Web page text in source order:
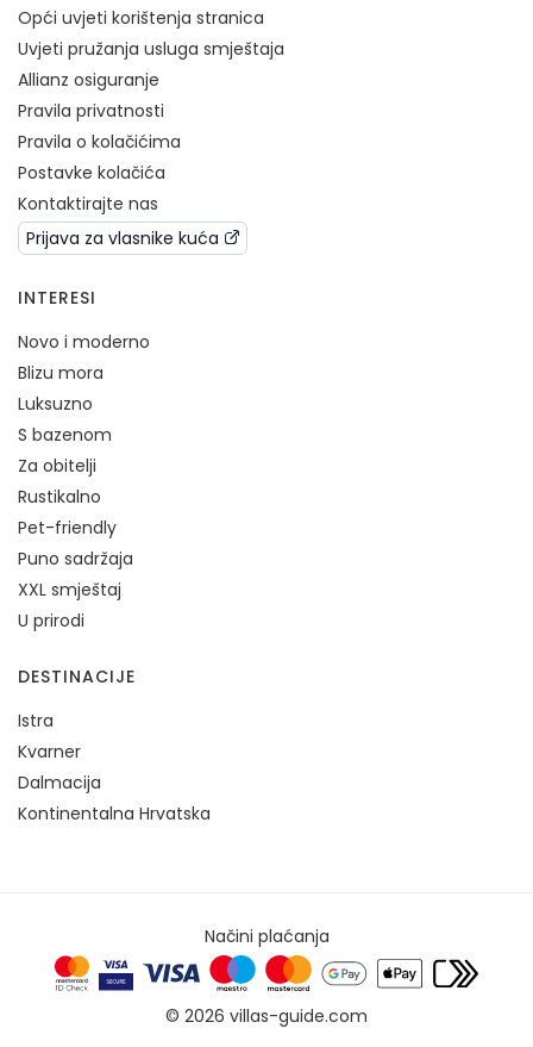
Opći uvjeti korištenja stranica
Uvjeti pružanja usluga smještaja
Allianz osiguranje
Pravila privatnosti
Pravila o kolačićima
Postavke kolačića
Kontaktirajte nas
Prijava za vlasnike kuća
INTERESI
Novo i moderno
Blizu mora
Luksuzno
S bazenom
Za obitelji
Rustikalno
Pet-friendly
Puno sadržaja
XXL smještaj
U prirodi
DESTINACIJE
Istra
Kvarner
Dalmacija
Kontinentalna Hrvatska
Načini plaćanja
© 2026 villas-guide.com